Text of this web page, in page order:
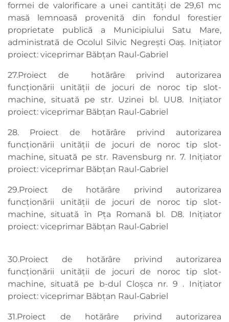
formei de valorificare a unei cantități de 29,61 mc
masă lemnoasă provenită din fondul forestier
proprietate publică a Municipiului Satu Mare,
administrată de Ocolul Silvic Negrești Oaș. Inițiator
proiect: viceprimar Băbțan Raul-Gabriel
27.Proiect de hotărâre privind autorizarea
funcționării unității de jocuri de noroc tip slot-
machine, situată pe str. Uzinei bl. UU8. Inițiator
proiect: viceprimar Băbțan Raul-Gabriel
28. Proiect de hotărâre privind autorizarea
funcționării unității de jocuri de noroc tip slot-
machine, situată pe str. Ravensburg nr. 7. Inițiator
proiect: viceprimar Băbțan Raul-Gabriel
29.Proiect de hotărâre privind autorizarea
funcționării unității de jocuri de noroc tip slot-
machine, situată în Pța Romană bl. D8. Inițiator
proiect: viceprimar Băbțan Raul-Gabriel
30.Proiect de hotărâre privind autorizarea
funcționării unității de jocuri de noroc tip slot-
machine, situată pe b-dul Cloșca nr. 9 . Inițiator
proiect: viceprimar Băbțan Raul-Gabriel
31.Proiect de hotărâre privind autorizarea